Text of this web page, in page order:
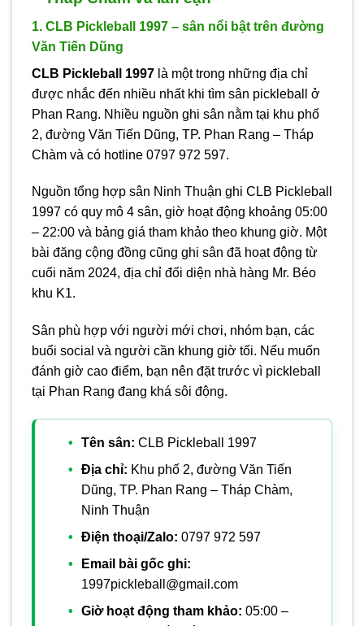
1. CLB Pickleball 1997 – sân nổi bật trên đường
Văn Tiến Dũng
CLB Pickleball 1997 là một trong những địa chỉ
được nhắc đến nhiều nhất khi tìm sân pickleball ở
Phan Rang. Nhiều nguồn ghi sân nằm tại khu phố
2, đường Văn Tiến Dũng, TP. Phan Rang – Tháp
Chàm và có hotline 0797 972 597.
Nguồn tổng hợp sân Ninh Thuận ghi CLB Pickleball
1997 có quy mô 4 sân, giờ hoạt động khoảng 05:00
– 22:00 và bảng giá tham khảo theo khung giờ. Một
bài đăng cộng đồng cũng ghi sân đã hoạt động từ
cuối năm 2024, địa chỉ đối diện nhà hàng Mr. Béo
khu K1.
Sân phù hợp với người mới chơi, nhóm bạn, các
buổi social và người cần khung giờ tối. Nếu muốn
đánh giờ cao điểm, bạn nên đặt trước vì pickleball
tại Phan Rang đang khá sôi động.
Tên sân: CLB Pickleball 1997
Địa chỉ: Khu phố 2, đường Văn Tiến
Dũng, TP. Phan Rang – Tháp Chàm,
Ninh Thuận
Điện thoại/Zalo: 0797 972 597
Email bài gốc ghi:
1997pickleball@gmail.com
Giờ hoạt động tham khảo: 05:00 –